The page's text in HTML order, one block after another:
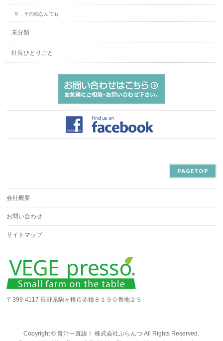
９．その他なんでも
未分類
社長ひとりごと
PAGETOP
会社概要
お問い合わせ
サイトマップ
〒399-4117 長野県駒ヶ根市赤穂８１９０番地２５
Copyright ©青汁一直線！ 株式会社ぷらんつ All Rights Reserved.